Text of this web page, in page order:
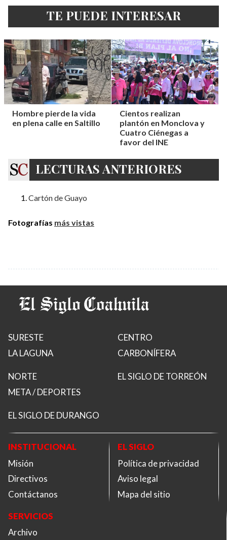
TE PUEDE INTERESAR
Hombre pierde la vida
en plena calle en Saltillo
Cientos realizan
plantón en Monclova y
Cuatro Ciénegas a
favor del INE
LECTURAS ANTERIORES
Cartón de Guayo
Fotografías más vistas
SURESTE
LA LAGUNA
CENTRO
CARBONÍFERA
NORTE
META / DEPORTES
EL SIGLO DE TORREÓN
EL SIGLO DE DURANGO
INSTITUCIONAL
Misión
Directivos
Contáctanos
EL SIGLO
Política de privacidad
Aviso legal
Mapa del sitio
SERVICIOS
Archivo